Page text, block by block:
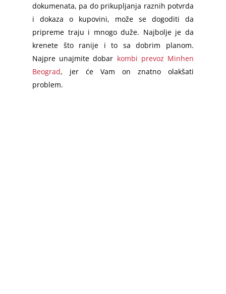
dokumenata, pa do prikupljanja raznih potvrda
i dokaza o kupovini, može se dogoditi da
pripreme traju i mnogo duže. Najbolje je da
krenete što ranije i to sa dobrim planom.
Najpre unajmite dobar kombi prevoz Minhen
Beograd, jer će Vam on znatno olakšati
problem.